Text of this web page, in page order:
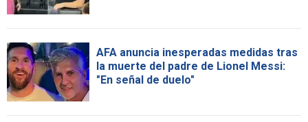
AFA anuncia inesperadas medidas tras
la muerte del padre de Lionel Messi:
"En señal de duelo"